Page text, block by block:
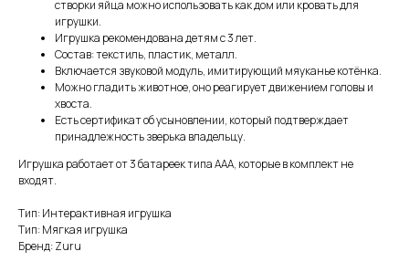
створки яйца можно использовать как дом или кровать для
игрушки.
Игрушка рекомендована детям с 3 лет.
Состав: текстиль, пластик, металл.
Включается звуковой модуль, имитирующий мяуканье котёнка.
Можно гладить животное, оно реагирует движением головы и
хвоста.
Есть сертификат об усыновлении, который подтверждает
принадлежность зверька владельцу.
Игрушка работает от 3 батареек типа ААА, которые в комплект не
входят.
Тип: Интерактивная игрушка
Тип: Мягкая игрушка
Бренд: Zuru